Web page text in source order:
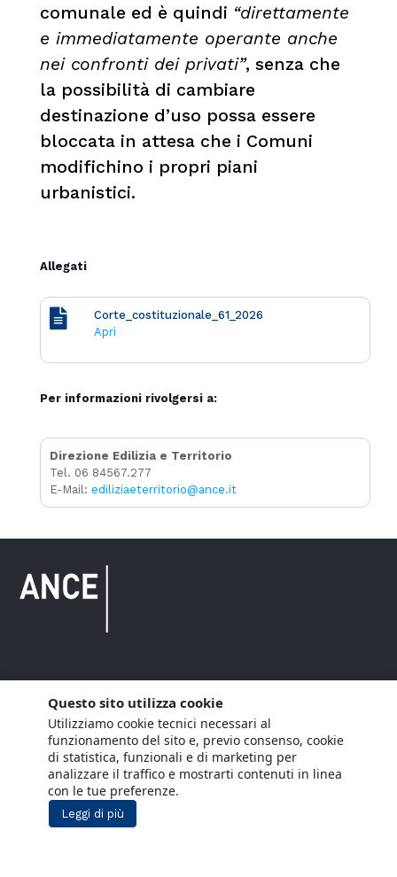
comunale ed è quindi “direttamente
e immediatamente operante anche
nei confronti dei privati”, senza che
la possibilità di cambiare
destinazione d’uso possa essere
bloccata in attesa che i Comuni
modifichino i propri piani
urbanistici.
Allegati
Corte_costituzionale_61_2026
Apri
Per informazioni rivolgersi a:
Direzione Edilizia e Territorio
Tel. 06 84567.277
E-Mail: ediliziaeterritorio@ance.it
Copyright © 2021 ANCE. Tutti i diritti riservati.
Privacy
Arianna Net
Società di
servizi
Cookie Policy
Arianna CE
Gestisci cookie
Social Media Policy
Questo sito utilizza cookie
Utilizziamo cookie tecnici necessari al
funzionamento del sito e, previo consenso, cookie
di statistica, funzionali e di marketing per
analizzare il traffico e mostrarti contenuti in linea
con le tue preferenze.
Leggi di più